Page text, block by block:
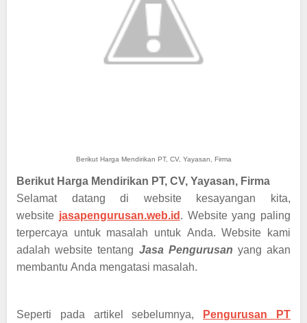
Berikut Harga Mendirikan PT, CV, Yayasan, Firma
Berikut Harga Mendirikan PT, CV, Yayasan, Firma
Selamat datang di website kesayangan kita,
website jasapengurusan.web.id . Website yang paling
terpercaya untuk masalah untuk Anda. Website kami
adalah website tentang Jasa Pengurusan yang akan
membantu Anda mengatasi masalah.
Seperti pada artikel sebelumnya,
Pengurusan PT